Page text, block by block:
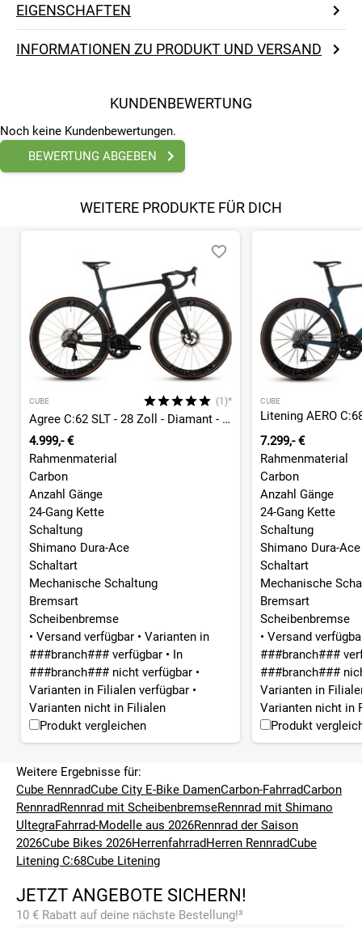
EIGENSCHAFTEN
INFORMATIONEN ZU PRODUKT UND VERSAND
KUNDENBEWERTUNG
Noch keine Kundenbewertungen.
BEWERTUNG ABGEBEN
WEITERE PRODUKTE FÜR DICH
CUBE (1)*
Agree C:62 SLT - 28 Zoll - Diamant - 2026
4.999,- €
Rahmenmaterial
Carbon
Anzahl Gänge
24-Gang Kette
Schaltung
Shimano Dura-Ace
Schaltart
Mechanische Schaltung
Bremsart
Scheibenbremse
• Versand verfügbar • Varianten in
###branch### verfügbar • In
###branch### nicht verfügbar •
Varianten in Filialen verfügbar •
Varianten nicht in Filialen
Produkt vergleichen
CUBE
7.299,- €
Rahmenmaterial
Carbon
Anzahl Gänge
24-Gang Kette
Schaltung
Shimano Dura-Ace
Schaltart
Mechanische
Bremsart
Scheibenbremse
• Versand
###branch###
###branch###
Varianten in
Varianten nicht in
Produkt
Weitere Ergebnisse für:
Cube RennradCube City E-Bike DamenCarbon-FahrradCarbon
RennradRennrad mit ScheibenbremseRennrad mit Shimano
UltegraFahrrad-Modelle aus 2026Rennrad der Saison
2026Cube Bikes 2026HerrenfahrradHerren RennradCube
Litening C:68Cube Litening
JETZT ANGEBOTE SICHERN!
10 € Rabatt auf deine nächste Bestellung!³